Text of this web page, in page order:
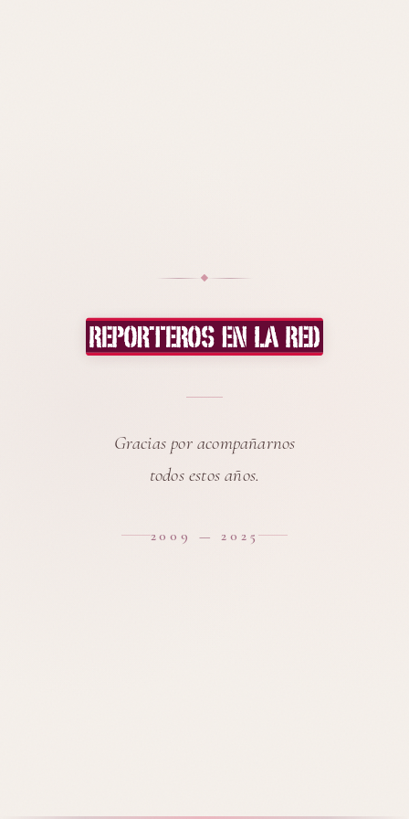
Gracias por acompañarnos
todos estos años.
2009 — 2025